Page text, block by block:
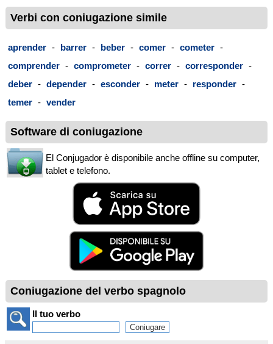
Verbi con coniugazione simile
aprender - barrer - beber - comer - cometer -
comprender - comprometer - correr - corresponder -
deber - depender - esconder - meter - responder -
temer - vender
Software di coniugazione
El Conjugador è disponibile anche offline su computer,
tablet e telefono.
Coniugazione del verbo spagnolo
Il tuo verbo